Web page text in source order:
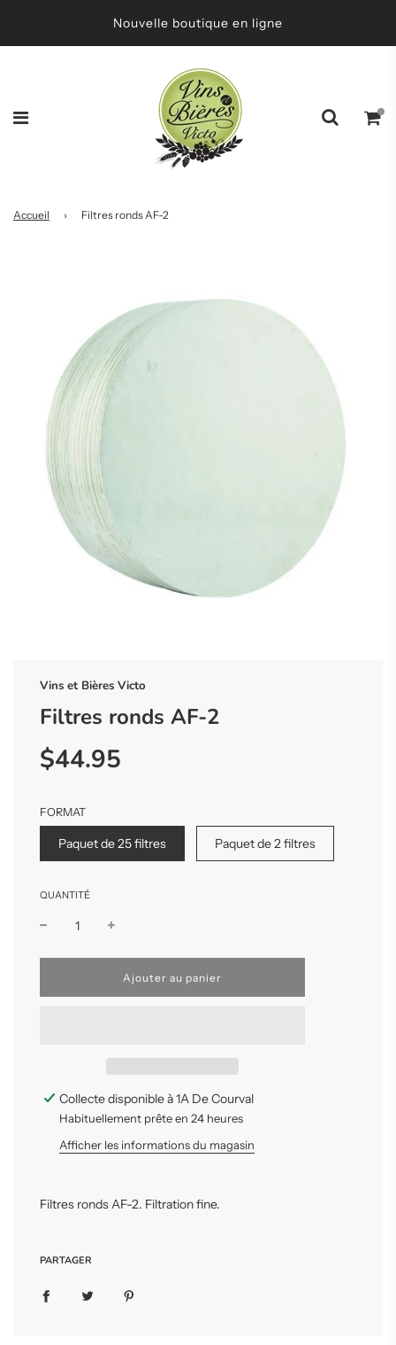
Nouvelle boutique en ligne
Accueil › Filtres ronds AF-2
Vins et Bières Victo
Filtres ronds AF-2
Prix
réduit
Prix
régulier
$44.95
FORMAT
Paquet de 25 filtres Paquet de 2 filtres
QUANTITÉ
C
n
e
n
c
r
Ajouter au panier
Collecte disponible à 1A De Courval
Habituellement prête en 24 heures
Afficher les informations du magasin
Filtres ronds AF-2. Filtration fine.
PARTAGER